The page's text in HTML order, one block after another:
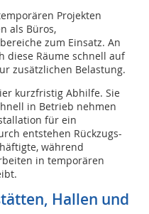
Projekten
als Büros,
zum Einsatz. An
diese Räume schnell auf
zusätzlichen Belastung.
kurzfristig Abhilfe. Sie
in Betrieb nehmen
für ein
entstehen Rückzugs-
während
in temporären
Hallen und